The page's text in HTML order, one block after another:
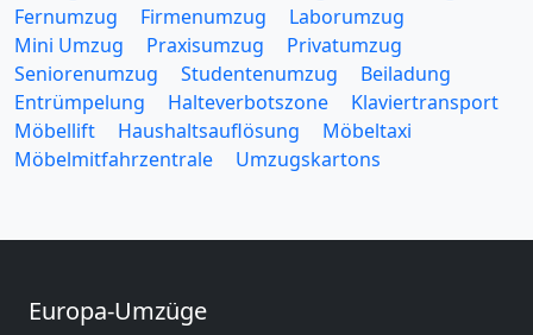
Fernumzug
Firmenumzug
Laborumzug
Mini Umzug
Praxisumzug
Privatumzug
Seniorenumzug
Studentenumzug
Beiladung
Entrümpelung
Halteverbotszone
Klaviertransport
Möbellift
Haushaltsauflösung
Möbeltaxi
Möbelmitfahrzentrale
Umzugskartons
Europa-Umzüge